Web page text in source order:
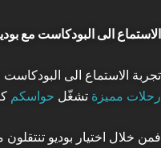
الاستماع الى البودكاست مع
تجربة الاستماع الى البودكاست
رحلات مميزة تشغّل حواسكم
فمن خلال اختيار بوديو تنتقلون